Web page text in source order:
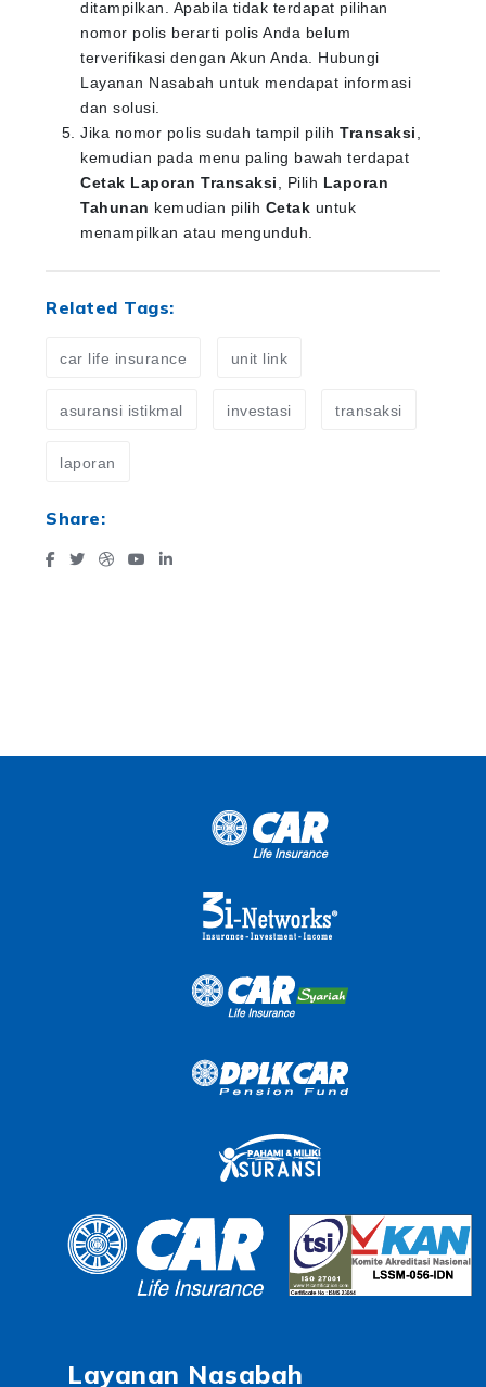
ditampilkan. Apabila tidak terdapat pilihan
nomor polis berarti polis Anda belum
terverifikasi dengan Akun Anda. Hubungi
Layanan Nasabah untuk mendapat informasi
dan solusi.
Jika nomor polis sudah tampil pilihTransaksi
kemudian pada menu paling bawah terdapat
Cetak Laporan Transaksi
, Pilih Laporan
Tahunan kemudian pilih Cetak untuk
menampilkan atau mengunduh.
Related Tags:
car life insurance unit link
asuransi istikmal investasi transaksi
laporan
Share:
Layanan Nasabah